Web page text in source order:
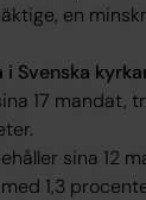
en
Svenska
17 mandat,
sina 12
1,3